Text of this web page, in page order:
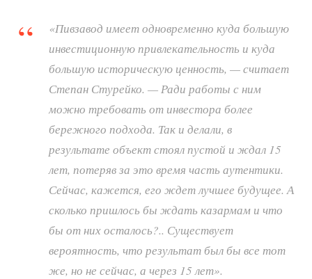
«Пивзавод имеет одновременно куда большую
инвестиционную привлекательность и куда
большую историческую ценность, — считает
Степан Стурейко. — Ради работы с ним
можно требовать от инвестора более
бережного подхода. Так и делали, в
результате объект стоял пустой и ждал 15
лет, потеряв за это время часть аутентики.
Сейчас, кажется, его ждет лучшее будущее. А
сколько пришлось бы ждать казармам и что
бы от них осталось?.. Существует
вероятность, что результат был бы все тот
же, но не сейчас, а через 15 лет».